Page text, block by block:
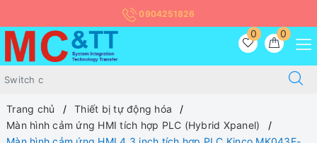
0904251826
0
0
Trang chủ
Thiết bị tự động hóa
Màn hình cảm ứng HMI tích hợp PLC (Hybrid Xpanel)